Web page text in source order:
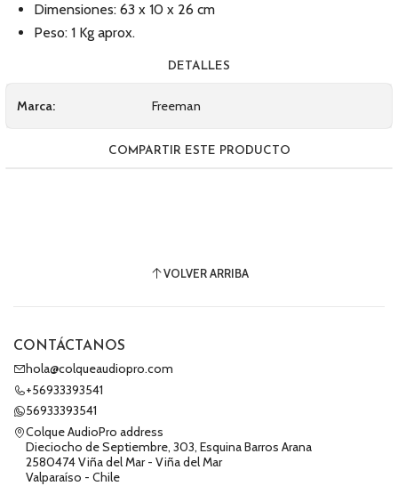
Dimensiones: 63 x 10 x 26 cm
Peso: 1 Kg aprox.
DETALLES
Marca: Freeman
COMPARTIR ESTE PRODUCTO
VOLVER ARRIBA
CONTÁCTANOS
hola@colqueaudiopro.com
+56933393541
56933393541
Colque AudioPro address
Dieciocho de Septiembre, 303, Esquina Barros Arana
2580474 Viña del Mar - Viña del Mar
Valparaíso - Chile